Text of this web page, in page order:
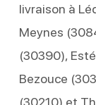
livraison à
Meynes
(30390),
Bezouce
(30210) et